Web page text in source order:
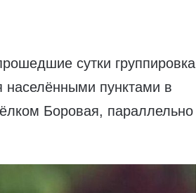
сутки группировка
населёнными пунктами в
Боровая, параллельно